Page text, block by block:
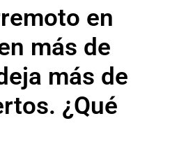
en
más de
más de
¿Qué